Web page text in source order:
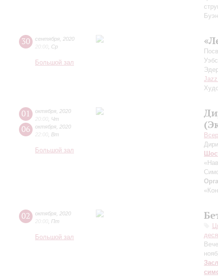
30 сентября 2020
20:00 Ср
Большой зал
01 октября 2020
20:00 Чт
06 октября 2020
22:00 Вт
Большой зал
02 октября 2020
20:00 Пт
Большой зал